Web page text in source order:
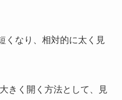
なり、相対的に太く見
きく開く方法として、見